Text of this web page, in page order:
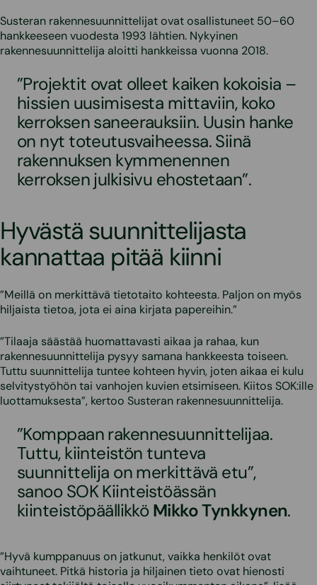
Susteran rakennesuunnittelijat ovat osallistuneet 50–60
hankkeeseen vuodesta 1993 lähtien. Nykyinen
rakennesuunnittelija aloitti hankkeissa vuonna 2018.
”Projektit ovat olleet kaiken kokoisia –
hissien uusimisesta mittaviin, koko
kerroksen saneerauksiin. Uusin hanke
on nyt toteutusvaiheessa. Siinä
rakennuksen kymmenennen
kerroksen julkisivu ehostetaan”.
Hyvästä suunnittelijasta
kannattaa pitää kiinni
”Meillä on merkittävä tietotaito kohteesta. Paljon on myös
hiljaista tietoa, jota ei aina kirjata papereihin.”
”Tilaaja säästää huomattavasti aikaa ja rahaa, kun
rakennesuunnittelija pysyy samana hankkeesta toiseen.
Tuttu suunnittelija tuntee kohteen hyvin, joten aikaa ei kulu
selvitystyöhön tai vanhojen kuvien etsimiseen. Kiitos SOK:ille
luottamuksesta”, kertoo Susteran rakennesuunnittelija.
”Komppaan rakennesuunnittelijaa.
Tuttu, kiinteistön tunteva
suunnittelija on merkittävä etu”,
sanoo SOK Kiinteistöässän
kiinteistöpäällikköMikko Tynkkynen.
”Hyvä kumppanuus on jatkunut, vaikka henkilöt ovat
vaihtuneet. Pitkä historia ja hiljainen tieto ovat hienosti